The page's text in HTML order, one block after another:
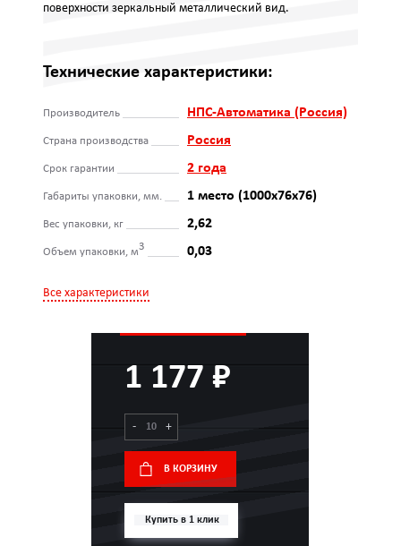
поверхности зеркальный металлический вид.
Технические характеристики:
Производитель НПС-Автоматика (Россия)
Страна производства Россия
Срок гарантии 2 года
Габариты упаковки, мм. 1 место (1000х76х76)
Вес упаковки, кг 2,62
Объем упаковки, м3 0,03
Все характеристики
1 177 ₽
- +
В КОРЗИНУ
Купить в 1 клик